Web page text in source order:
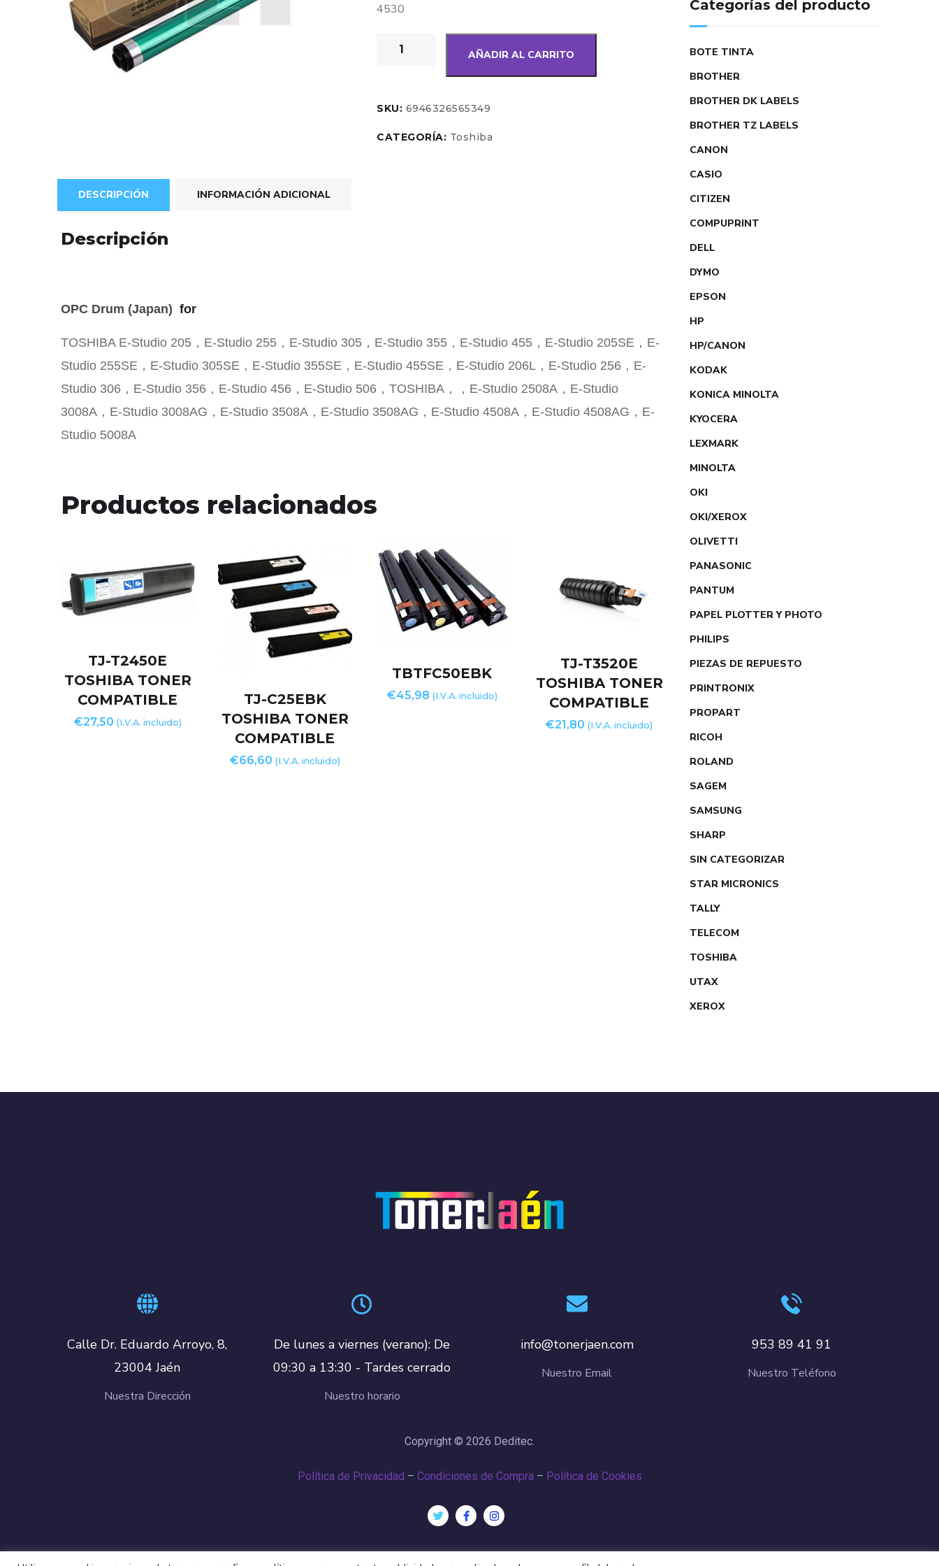
4530
AÑADIR AL CARRITO
SKU: 6946326565349
CATEGORÍA: Toshiba
DESCRIPCIÓN INFORMACIÓN ADICIONAL
Descripción
OPC Drum (Japan) for
TOSHIBA E-Studio 205，E-Studio 255，E-Studio 305，E-Studio 355，E-Studio 455，E-Studio 205SE，E-
Studio 255SE，E-Studio 305SE，E-Studio 355SE，E-Studio 455SE，E-Studio 206L，E-Studio 256，E-
Studio 306，E-Studio 356，E-Studio 456，E-Studio 506，TOSHIBA，，E-Studio 2508A，E-Studio
3008A，E-Studio 3008AG，E-Studio 3508A，E-Studio 3508AG，E-Studio 4508A，E-Studio 4508AG，E-
Studio 5008A
Productos relacionados
TJ-T2450E
TOSHIBA TONER
COMPATIBLE
€27,50 (I.V.A. incluido)
TJ-C25EBK
TOSHIBA TONER
COMPATIBLE
€66,60 (I.V.A. incluido)
TBTFC50EBK
€45,98 (I.V.A. incluido)
TJ-T3520E
TOSHIBA TONER
COMPATIBLE
€21,80 (I.V.A. incluido)
Categorías del producto
BOTE TINTA
BROTHER
BROTHER DK LABELS
BROTHER TZ LABELS
CANON
CASIO
CITIZEN
COMPUPRINT
DELL
DYMO
EPSON
HP
HP/CANON
KODAK
KONICA MINOLTA
KYOCERA
LEXMARK
MINOLTA
OKI
OKI/XEROX
OLIVETTI
PANASONIC
PANTUM
PAPEL PLOTTER Y PHOTO
PHILIPS
PIEZAS DE REPUESTO
PRINTRONIX
PROPART
RICOH
ROLAND
SAGEM
SAMSUNG
SHARP
SIN CATEGORIZAR
STAR MICRONICS
TALLY
TELECOM
TOSHIBA
UTAX
XEROX
Calle Dr. Eduardo Arroyo, 8,
23004 Jaén
Nuestra Dirección
De lunes a viernes (verano): De
09:30 a 13:30 - Tardes cerrado
Nuestro horario
info@tonerjaen.com
Nuestro Email
953 89 41 91
Nuestro Teléfono
Copyright © 2026 Deditec.
Política de Privacidad – Condiciones de Compra– Política de Cookies